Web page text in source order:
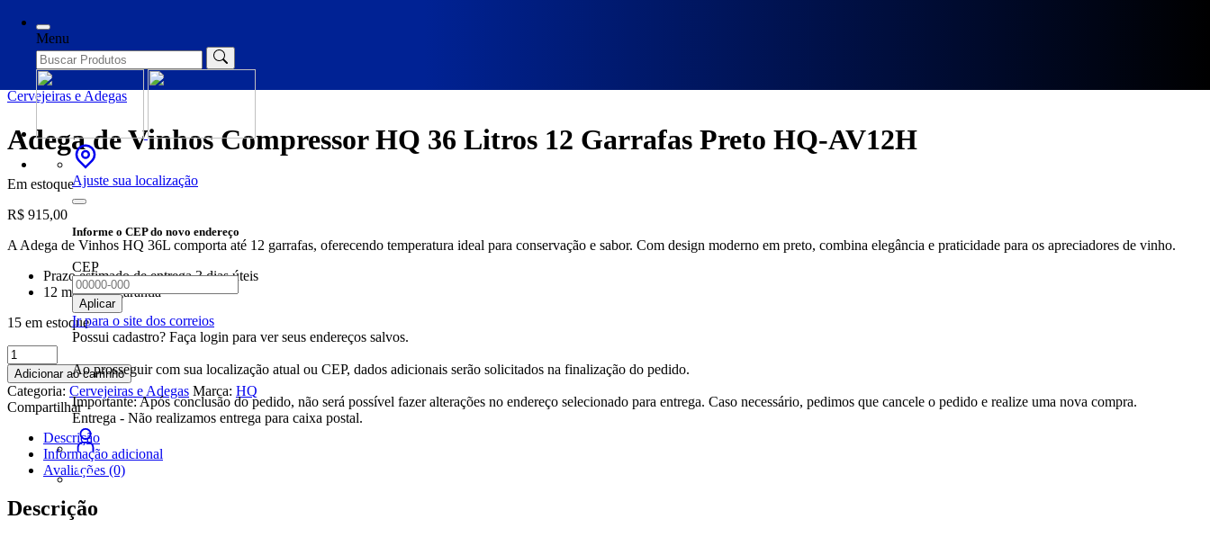
Menu
Ajuste sua localização
Informe o CEP do novo endereço
CEP
Aplicar
Ir para o site dos correios
Possui cadastro? Faça login para ver seus endereços salvos.
Ao prosseguir com sua localização atual ou CEP, dados adicionais serão solicitados na finalização do pedido.
Importante: Após conclusão do pedido, não será possível fazer alterações no endereço selecionado para entrega. Caso necessário, pedimos que cancele o pedido e realize uma nova compra.
Entrega - Não realizamos entrega para caixa postal.
Cervejeiras e Adegas
Adega de Vinhos Compressor HQ 36 Litros 12 Garrafas Preto HQ-AV12H
Em estoque
R$ 915,00
A Adega de Vinhos HQ 36L comporta até 12 garrafas, oferecendo temperatura ideal para conservação e sabor. Com design moderno em preto, combina elegância e praticidade para os apreciadores de vinho.
Prazo estimado de entrega 3 dias úteis
12 meses de garantia
15 em estoque
Adega
de
Vinhos
Compressor
HQ
Litros
Garrafas
Preto
HQ-
Adicionar ao carrinho
Categoria: Cervejeiras e Adegas Marca: HQ
Compartilhar
Descrição
Informação adicional
Avaliações (0)
Descrição